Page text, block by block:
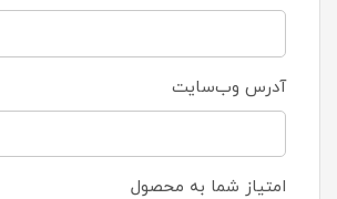
آدرس وب‌سایت
امتیاز شما به محصول